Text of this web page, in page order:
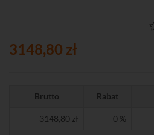
3148,80 zł
Brutto Rabat
3148,80 zł 0 %